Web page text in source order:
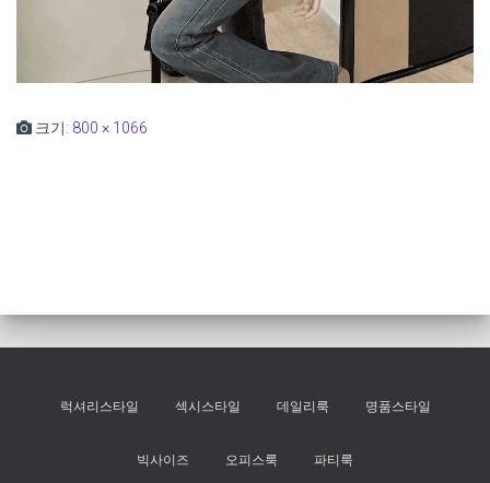
크기: 800 × 1066
럭셔리스타일 섹시스타일 데일리룩 명품스타일
빅사이즈 오피스룩 파티룩